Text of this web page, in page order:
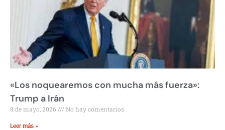
«Los noquearemos con mucha más fuerza»:
Trump a Irán
8 de mayo, 2026 No hay comentarios
Leer más »